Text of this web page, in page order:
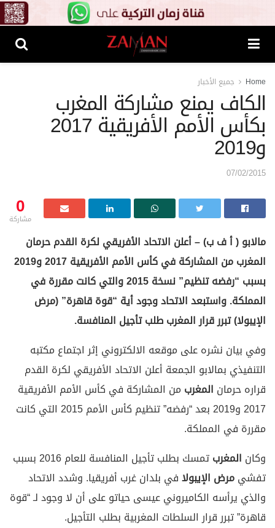
Home جميع الأخبار
الكاف يمنع مشاركة المغرب
بكأس الأمم الأفريقية 2017
و2019
07/02/2015
0
مشاركة
مالابو ( أ ف ب) – أعلن الاتحاد الأفريقي لكرة القدم حرمان
المغرب من المشاركة في كأس الأمم الأفريقية 2017 و2019
بسبب “رفضه تنظيم” نسخة 2015 والتي كانت مقررة في
المملكة. واستبعد الاتحاد وجود أية “قوة قاهرة” (مرض
الإيبولا) تبرر قرار المغرب طلب تأجيل المنافسة.
وفي بيان نشره على موقعه الالكتروني إثر اجتماع مكتبه
التنفيذي بمالابو الجمعة أعلن الاتحاد الأفريقي لكرة القدم
قراره حرمان المغرب من المشاركة في كأس الأمم الأفريقية
2017 و2019 بعد “رفضه” تنظيم كأس الأمم 2015 التي كانت
مقررة في المملكة.
وكان المغرب
تمسك بطلب تأجيل المنافسة للعام 2016 بسبب
تفشيمرض الإيبولافي بلدان غرب أفريقيا. وشدد الاتحاد
والذي يرأسه الكاميروني عيسى حياتو على أن لا وجود لـ “قوة
قاهرة” تبرر قرار السلطات المغربية بطلب التأجيل.